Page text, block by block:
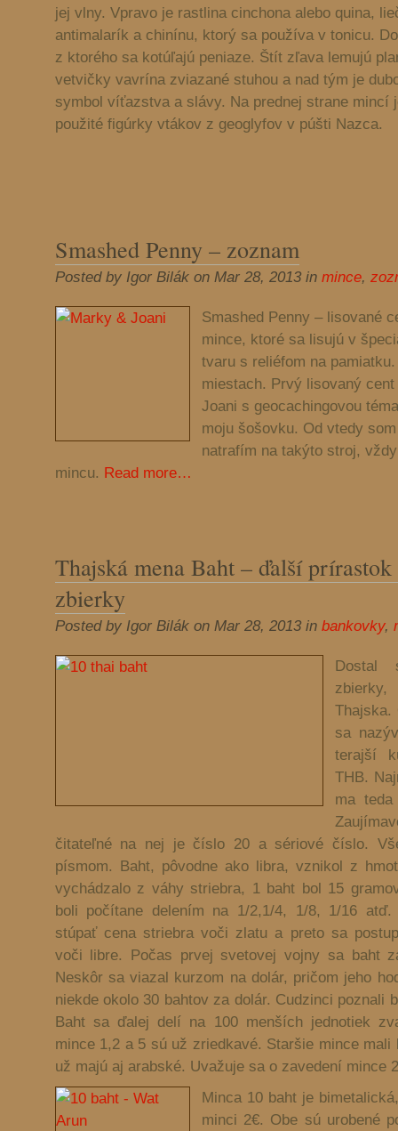
jej vlny. Vpravo je rastlina cinchona alebo quina,
antimalarík a chinínu, ktorý sa používa v tonicu.
z ktorého sa kotúľajú peniaze. Štít zľava lemujú
vetvičky vavrína zviazané stuhou a nad tým je
symbol víťazstva a slávy. Na prednej strane mincí
použité figúrky vtákov z geoglyfov v púšti Nazca.
Smashed Penny – zoznam
Posted by Igor Bilák on Mar 28, 2013 in mince,
Smashed Penny – lisované
mince, ktoré sa lisujú v
tvaru s reliéfom na
miestach. Prvý lisovaný
Joani s geocachingovou
moju šošovku. Od vtedy
natrafím na takýto stroj,
mincu. Read more…
Thajská mena Baht – ďalší prírastok
zbierky
Posted by Igor Bilák on Mar 28, 2013 in bankovky,
Dostal
Thajska.
sa
terajší
THB.
ma
čitateľné na nej je číslo 20 a sériové číslo.
písmom. Baht, pôvodne ako libra, vznikol z
vychádzalo z váhy striebra, 1 baht bol 15
boli počítane delením na 1/2,1/4, 1/8, 1/16
stúpať cena striebra voči zlatu a preto sa
voči libre. Počas prvej svetovej vojny sa baht
Neskôr sa viazal kurzom na dolár, pričom jeho
niekde okolo 30 bahtov za dolár. Cudzinci poznali
Baht sa ďalej delí na 100 menších jednotiek
mince 1,2 a 5 sú už zriedkavé. Staršie mince
už majú aj arabské. Uvažuje sa o zavedení mince
Minca 10 baht je
minci 2€. Obe sú urobené